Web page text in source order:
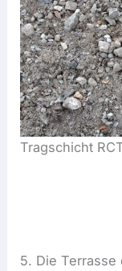
Tragschicht
5. Die Terrasse